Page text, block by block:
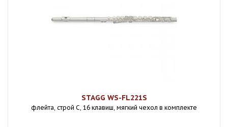
STAGG WS-FL221S
флейта, строй C, 16 клавиш, мягкий чехол в комплекте